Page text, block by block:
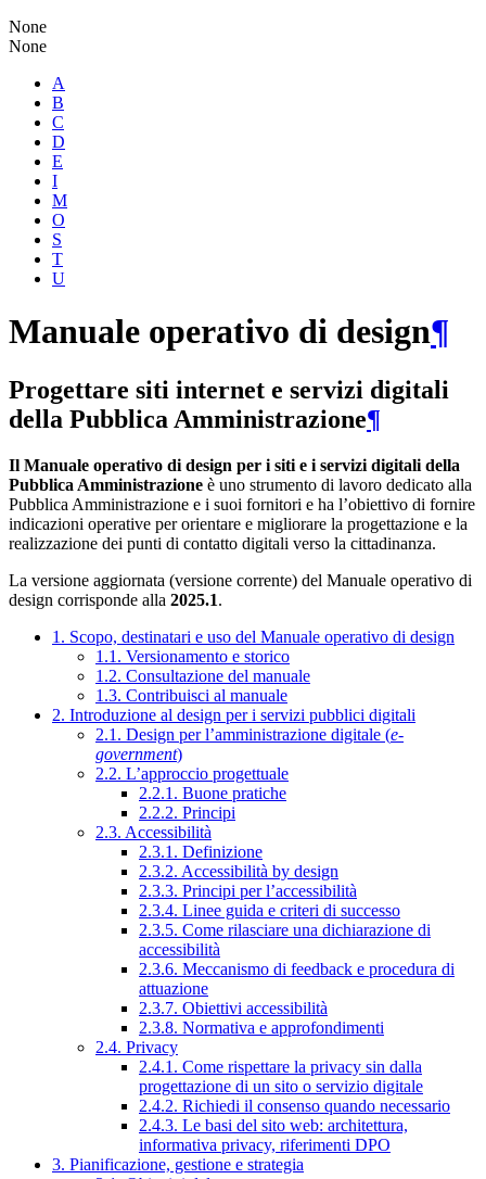
None
None
A
B
C
D
E
I
M
O
S
T
U
Manuale operativo di design¶
Progettare siti internet e servizi digitali
della Pubblica Amministrazione¶
Il Manuale operativo di design per i siti e i servizi digitali della
Pubblica Amministrazione è uno strumento di lavoro dedicato alla
Pubblica Amministrazione e i suoi fornitori e ha l’obiettivo di fornire
indicazioni operative per orientare e migliorare la progettazione e la
realizzazione dei punti di contatto digitali verso la cittadinanza.
La versione aggiornata (versione corrente) del Manuale operativo di
design corrisponde alla 2025.1.
1. Scopo, destinatari e uso del Manuale operativo di design
1.1. Versionamento e storico
1.2. Consultazione del manuale
1.3. Contribuisci al manuale
2. Introduzione al design per i servizi pubblici digitali
2.1. Design per l’amministrazione digitale (e-
government)
2.2. L’approccio progettuale
2.2.1. Buone pratiche
2.2.2. Principi
2.3. Accessibilità
2.3.1. Definizione
2.3.2. Accessibilità by design
2.3.3. Principi per l’accessibilità
2.3.4. Linee guida e criteri di successo
2.3.5. Come rilasciare una dichiarazione di
accessibilità
2.3.6. Meccanismo di feedback e procedura di
attuazione
2.3.7. Obiettivi accessibilità
2.3.8. Normativa e approfondimenti
2.4. Privacy
2.4.1. Come rispettare la privacy sin dalla
progettazione di un sito o servizio digitale
2.4.2. Richiedi il consenso quando necessario
2.4.3. Le basi del sito web: architettura,
informativa privacy, riferimenti DPO
3. Pianificazione, gestione e strategia